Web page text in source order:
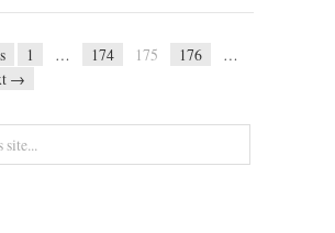
1 … 174 175 176
…
→